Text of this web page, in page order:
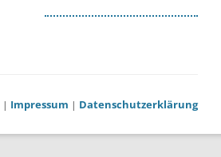
| Impressum | Datenschutzerklärung